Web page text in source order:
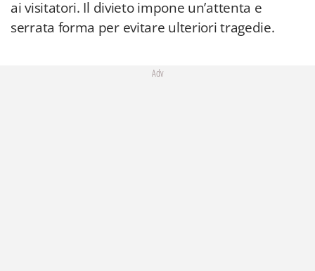
ai visitatori. Il divieto impone un’attenta e
serrata forma per evitare ulteriori tragedie.
Adv